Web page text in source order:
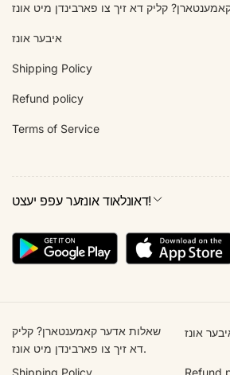
איבער אונז
Shipping Policy
Refund policy
Terms of Service
דאונלאוד אונזער עפפ יעצט!
שאלות אדער קאמענטארן? קליק
דא זיך צו פארבינדן מיט אונז.
אונז
Shipping Policy Refund